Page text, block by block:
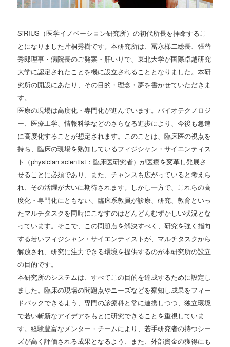
SiRIUS（医学イノベーション研究所）の初代所長を拝命するこ
とになりました片桐秀樹です。本研究所は、冨永梯二総長、張替
秀郎理事・病院長のご発案・肝いりで、東北大学が国際卓越研究
大学に認定されたことを機に設立されることとなりました。本研
究所の開設にあたり、その目的・理念・夢を書かせていただきま
す。
医療の現場は高度化・専門化が進んでいます。バイオテクノロジ
ー、医療工学、情報科学などのさらなる進歩により、今後も急速
に高度化することが想定されます。このことは、臨床医の視点を
持ち、臨床の現場を熟知しているフィジシャン・サイエンティス
ト（physician scientist：臨床医研究者）が医療を変革し発展さ
せることに必須であり、また、チャンスも広がっていると考えら
れ、その活躍が大いに期待されます。しかし一方で、これらの高
度化・専門化にともない、臨床系教員が診療、研究、教育といっ
たマルチタスクを同時にこなすのはどんどんむずかしい状況とな
っています。そこで、この問題点を解決すべく、研究を強く指向
する若いフィジシャン・サイエンティストが、マルチタスクから
解放され、研究に注力できる環境を提供するのが本研究所の設立
の目的です。
本研究所のシステムは、すべてこの目的を達成するために設定し
ました。臨床の現場の問題点やニーズなどを察知し成果をフィー
ドバックできるよう、専門の診療科と常に連携しつつ、独立環境
で若い斬新なアイデアをもとに研究できることを重視していま
す。経験豊富なメンター・チームにより、若手研究者の持つシー
ズが高く評価される成果となるよう、また、外部資金の獲得にも